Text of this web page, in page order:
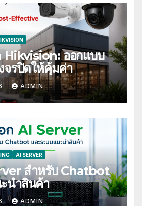
Hikvision: ออกแบบ
จรปิดให้คุ้มค่า
ADMIN
AI SERVER
สำหรับ Chatbot
นำสินค้า
ADMIN